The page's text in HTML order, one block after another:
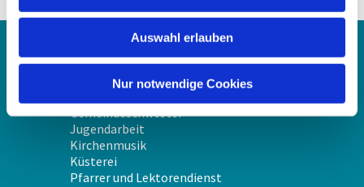
w
Auswahl erlauben
Nur notwendige Cookies
Über uns
Gemeindeschwester
Jugendarbeit
Kirchenmusik
Küsterei
Pfarrer und Lektorendienst